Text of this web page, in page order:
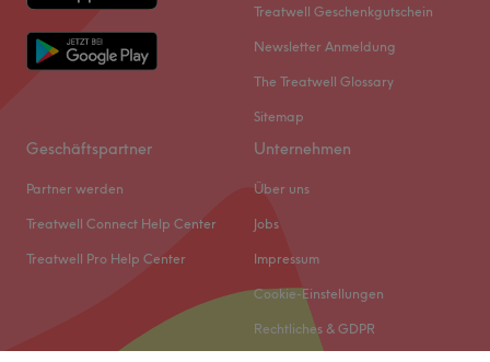
Treatwell Geschenkgutschein
Newsletter Anmeldung
The Treatwell Glossary
Sitemap
Geschäftspartner
Partner werden
Treatwell Connect Help Center
Treatwell Pro Help Center
Unternehmen
Über uns
Jobs
Impressum
Cookie-Einstellungen
Rechtliches & GDPR